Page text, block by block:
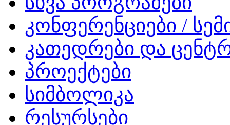
კონფერენციები /
კათედრები და
პროექტები
სიმბოლიკა
რესურსები